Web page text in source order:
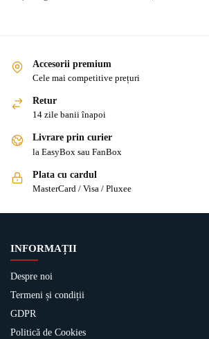
Accesorii premium
Cele mai competitive prețuri
Retur
14 zile banii înapoi
Livrare prin curier
la EasyBox sau FanBox
Plata cu cardul
MasterCard / Visa / Pluxee
INFORMAȚII
Despre noi
Termeni și condiții
GDPR
Politică de Cookies